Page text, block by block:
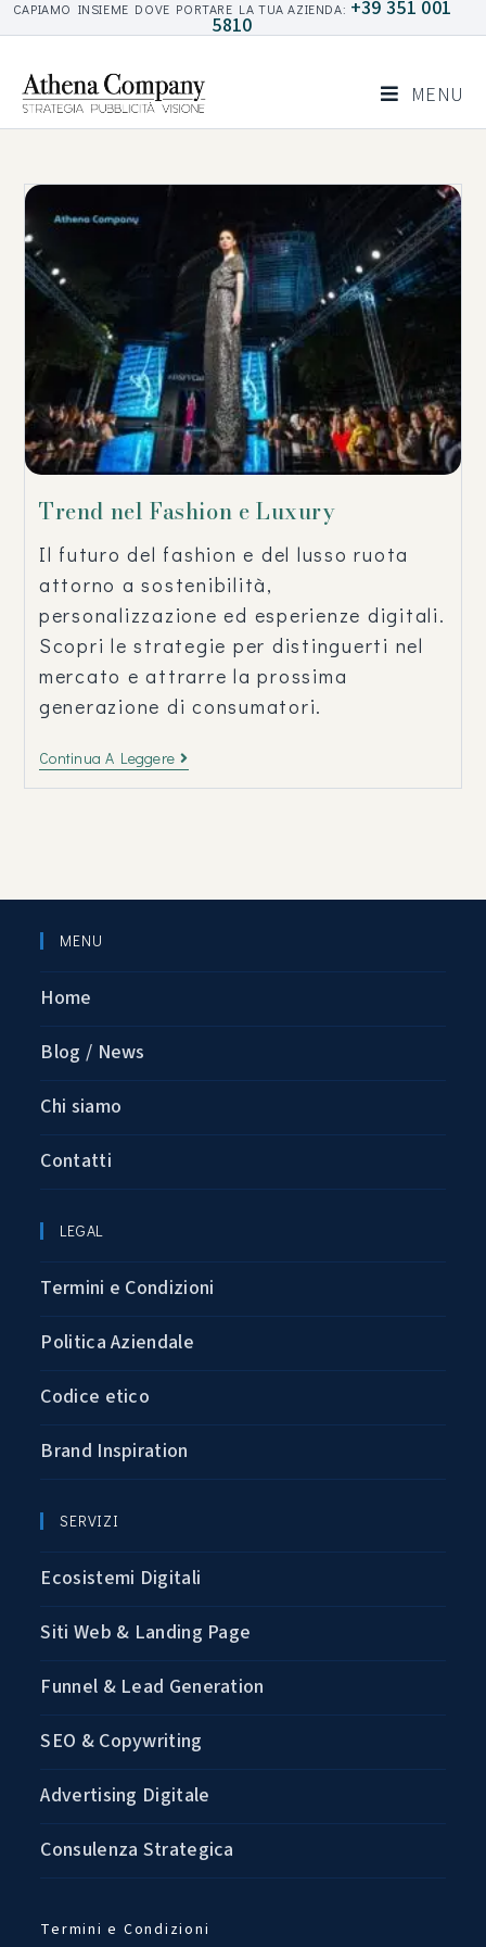
CAPIAMO INSIEME DOVE PORTARE LA TUA AZIENDA: +39 351 001
5810
MENU
Trend nel Fashion e Luxury
Il futuro del fashion e del lusso ruota
attorno a sostenibilità,
personalizzazione ed esperienze digitali.
Scopri le strategie per distinguerti nel
mercato e attrarre la prossima
generazione di consumatori.
Continua A Leggere
MENU
Home
Blog / News
Chi siamo
Contatti
LEGAL
Termini e Condizioni
Politica Aziendale
Codice etico
Brand Inspiration
SERVIZI
Ecosistemi Digitali
Siti Web & Landing Page
Funnel & Lead Generation
SEO & Copywriting
Advertising Digitale
Consulenza Strategica
Termini e Condizioni